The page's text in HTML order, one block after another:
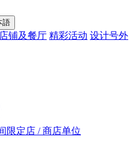
語
铺及餐厅 精彩活动 设计号外
限定店 / 商店单位